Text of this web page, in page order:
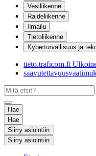
Vesiliikenne
Raideliikenne
Ilmailu
Tietoliikenne
Kyberturvallisuus ja
tieto.traficom.fi
Hae
Hae
Siirry asiointiin
Siirry asiointiin